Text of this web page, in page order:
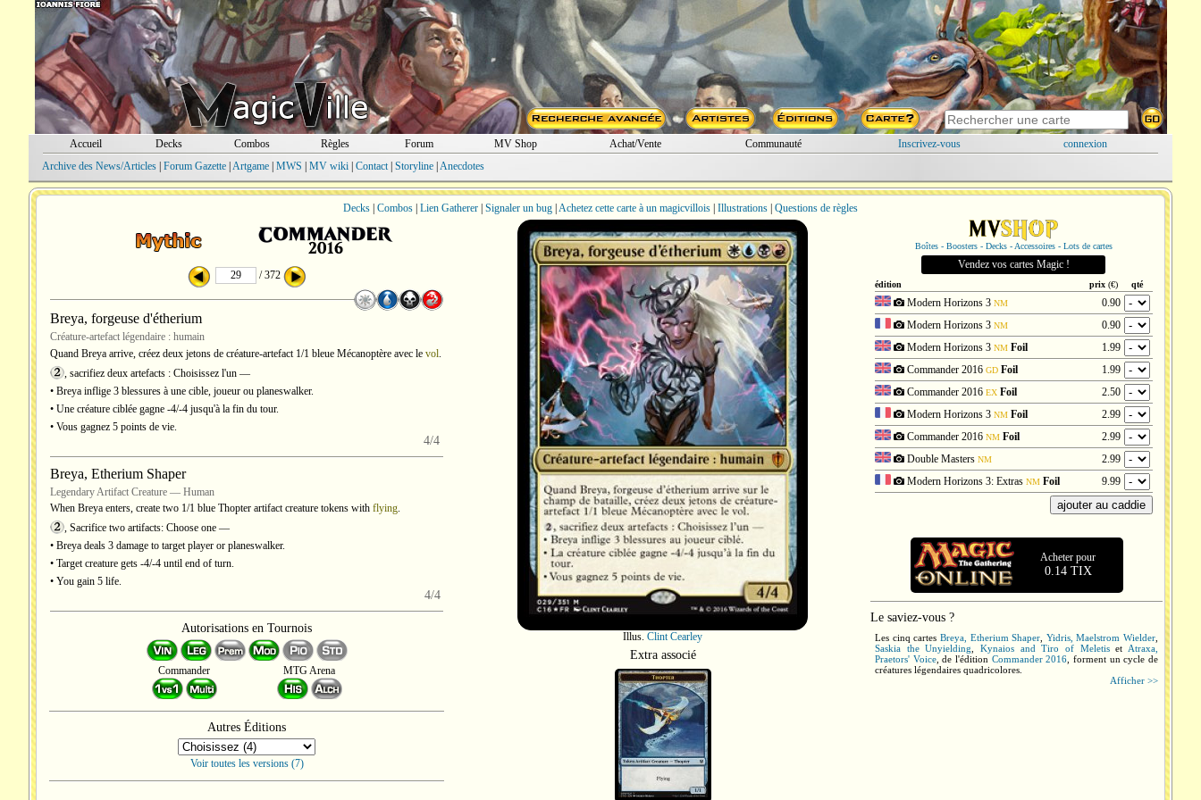
Accueil Decks Combos Règles Forum MV Shop Achat/Vente Communauté Inscrivez-vous
connexion
Archive des News/Articles| Forum Gazette| Artgame| MWS MV wiki| Contact| Storyline| Anecdotes
Decks Combos Lien Gatherer Signaler un bug Achetez cette carte à un magicvillois Illustrations Questions de règles
/ 372
Breya, forgeuse d'étherium
Créature-artefact légendaire : humain
Quand Breya arrive, créez deux jetons de créature-artefact 1/1 bleue Mécanoptère avec le vol.
, sacrifiez deux artefacts : Choisissez l'un —
• Breya inflige 3 blessures à une cible, joueur ou planeswalker.
• Une créature ciblée gagne -4/-4 jusqu'à la fin du tour.
• Vous gagnez 5 points de vie.
4/4
Breya, Etherium Shaper
Legendary Artifact Creature — Human
When Breya enters, create two 1/1 blue Thopter artifact creature tokens with flying.
, Sacrifice two artifacts: Choose one —
• Breya deals 3 damage to target player or planeswalker.
• Target creature gets -4/-4 until end of turn.
• You gain 5 life.
4/4
Autorisations en Tournois
Commander MTG Arena
Autres Éditions
Voir toutes les versions (7)
Illus. Clint Cearley
Extra associé
Boîtes - Boosters - Decks - Accessoires - Lots de cartes
Vendez vos cartes Magic !
édition prix (€) qté
Modern Horizons 3 NM
0.90
Modern Horizons 3 NM
0.90
Modern Horizons 3 NM Foil
1.99
Commander 2016 GD Foil
1.99
Commander 2016 EX Foil
2.50
Modern Horizons 3 NM Foil
2.99
Commander 2016 NM Foil
2.99
Double Masters NM
2.99
Modern Horizons 3: Extras NM Foil 9.99
Acheter pour
0.14 TIX
Le saviez-vous ?
Les cinq cartes Breya, Etherium Shaper Yidris, Maelstrom Wielder
Saskia the Unyielding
,Kynaios and Tiro of Meletiset Atraxa,
Praetors' Voice, de l'édition Commander 2016 , forment un cycle de
créatures légendaires quadricolores.
Afficher >>